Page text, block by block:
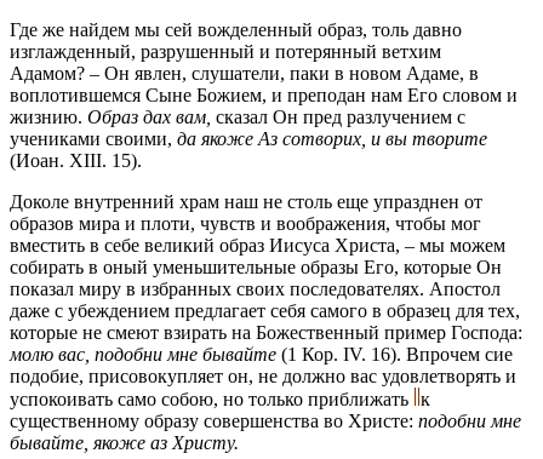
Где же найдем мы сей вожделенный образ, толь давно
изглажденный, разрушенный и потерянный ветхим
Адамом? – Он явлен, слушатели, паки в новом Адаме, в
воплотившемся Сыне Божием, и преподан нам Его словом и
жизнию. Образ дах вам, сказал Он пред разлучением с
учениками своими, да якоже Аз сотворих, и вы творите
(Иоан. XIII. 15).
Доколе внутренний храм наш не столь еще упразднен от
образов мира и плоти, чувств и воображения, чтобы мог
вместить в себе великий образ Иисуса Христа, – мы можем
собирать в оный уменьшительные образы Его, которые Он
показал миру в избранных своих последователях. Апостол
даже с убеждением предлагает себя самого в образец для тех,
которые не смеют взирать на Божественный пример Господа:
молю вас, подобни мне бывайте (1 Кор. IV. 16). Впрочем сие
подобие, присовокупляет он, не должно вас удовлетворять и
успокоивать само собою, но только приближать к
существенному образу совершенства во Христе: подобни мне
бывайте, якоже аз Христу.